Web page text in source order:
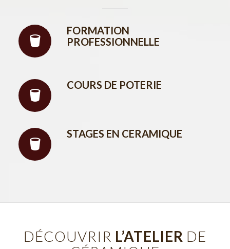
FORMATION
PROFESSIONNELLE
COURS DE POTERIE
STAGES EN CERAMIQUE
DÉCOUVRIR L’ATELIER DE